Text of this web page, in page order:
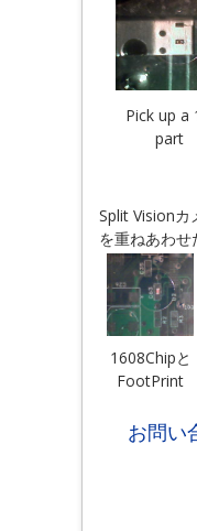
Pick up a
part
Split Vision
を重ねあわせ
1608Chipと
FootPrint
お問い